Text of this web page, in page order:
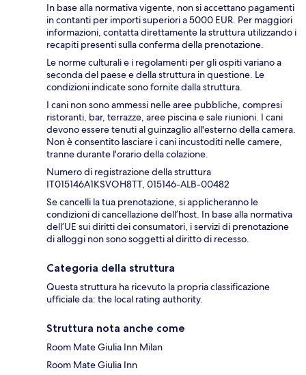
In base alla normativa vigente, non si accettano pagamenti
in contanti per importi superiori a 5000 EUR. Per maggiori
informazioni, contatta direttamente la struttura utilizzando i
recapiti presenti sulla conferma della prenotazione.
Le norme culturali e i regolamenti per gli ospiti variano a
seconda del paese e della struttura in questione. Le
condizioni indicate sono fornite dalla struttura.
I cani non sono ammessi nelle aree pubbliche, compresi
ristoranti, bar, terrazze, aree piscina e sale riunioni. I cani
devono essere tenuti al guinzaglio all'esterno della camera.
Non è consentito lasciare i cani incustoditi nelle camere,
tranne durante l'orario della colazione.
Numero di registrazione della struttura
IT015146A1KSVOH8TT, 015146-ALB-00482
Se cancelli la tua prenotazione, si applicheranno le
condizioni di cancellazione dell’host. In base alla normativa
dell’UE sui diritti dei consumatori, i servizi di prenotazione
di alloggi non sono soggetti al diritto di recesso.
Categoria della struttura
Questa struttura ha ricevuto la propria classificazione
ufficiale da: the local rating authority.
Struttura nota anche come
Room Mate Giulia Inn Milan
Room Mate Giulia Inn